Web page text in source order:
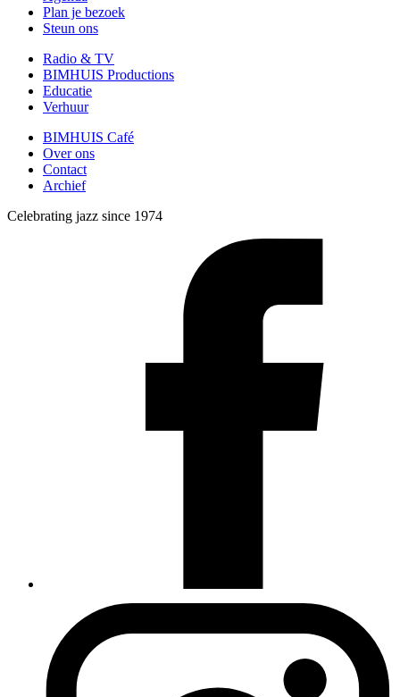
Plan je bezoek
Steun ons
Radio & TV
BIMHUIS Productions
Educatie
Verhuur
BIMHUIS Café
Over ons
Contact
Archief
Celebrating jazz since 1974